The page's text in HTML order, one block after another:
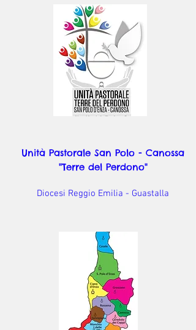
Unità Pastorale San Polo - Canossa
"Terre del Perdono"
Diocesi Reggio Emilia - Guastalla